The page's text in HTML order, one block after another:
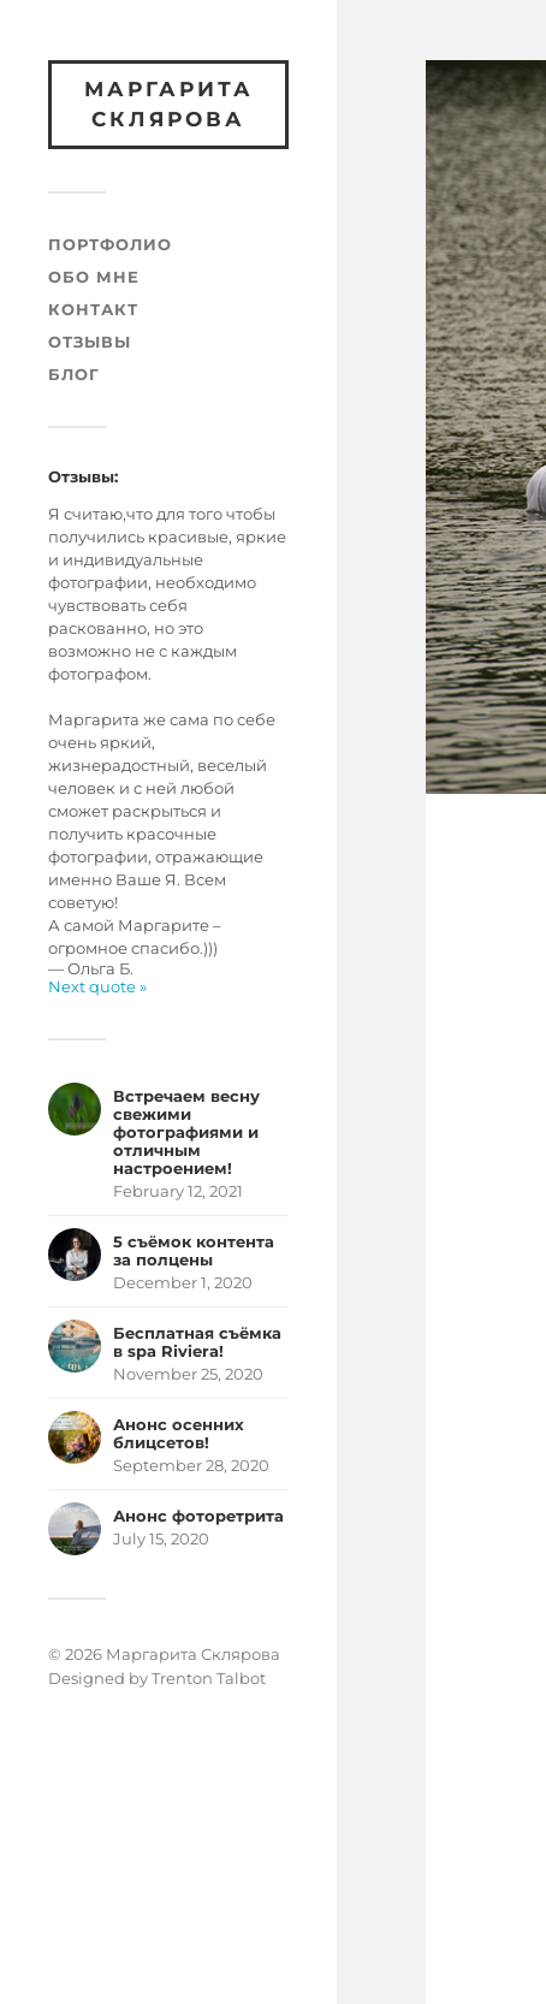
МАРГАРИТА
СКЛЯРОВА
ПОРТФОЛИО
ОБО МНЕ
КОНТАКТ
ОТЗЫВЫ
БЛОГ
Отзывы:
Я считаю,что для того чтобы
получились красивые, яркие
и индивидуальные
фотографии, необходимо
чувствовать себя
раскованно, но это
возможно не с каждым
фотографом.
Маргарита же сама по себе
очень яркий,
жизнерадостный, веселый
человек и с ней любой
сможет раскрыться и
получить красочные
фотографии, отражающие
именно Ваше Я. Всем
советую!
А самой Маргарите –
огромное спасибо.)))
— Ольга Б.
Next quote »
Встречаем весну
свежими
фотографиями и
отличным
настроением!
February 12, 2021
5 съёмок контента
за полцены
December 1, 2020
Бесплатная съёмка
в spa Riviera!
November 25, 2020
Анонс осенних
блицсетов!
September 28, 2020
Анонс фоторетрита
July 15, 2020
© 2026 Маргарита Склярова
Designed byTrenton Talbot